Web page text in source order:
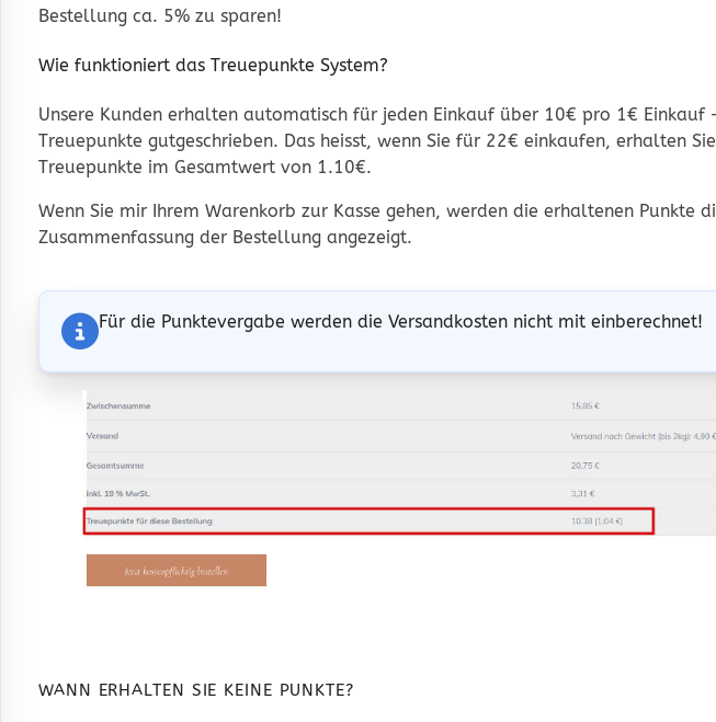
Bestellung ca. 5% zu sparen!
Wie funktioniert das Treuepunkte System?
Unsere Kunden erhalten automatisch für jeden Einkauf über 10€ pro 1€ Einkauf
Treuepunkte gutgeschrieben. Das heisst, wenn Sie für 22€ einkaufen, erhalten
Treuepunkte im Gesamtwert von 1.10€.
Wenn Sie mir Ihrem Warenkorb zur Kasse gehen, werden die erhaltenen Punkte
Zusammenfassung der Bestellung angezeigt.
Für die Punktevergabe werden die Versandkosten nicht mit einberechnet!
WANN ERHALTEN SIE KEINE PUNKTE?